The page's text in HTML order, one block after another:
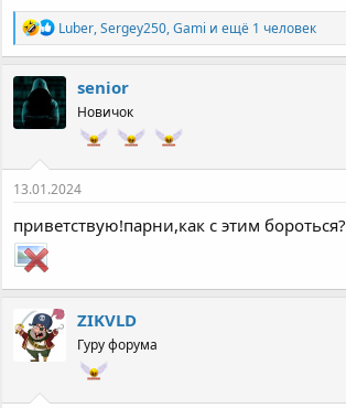
Р
е
а
к
ц
и
и
Luber,Sergey250,Gami и ещё 1 человек
senior
Новичок
13.01.2024
приветствую!парни,как с этим бороться?
ZIKVLD
Гуру форума